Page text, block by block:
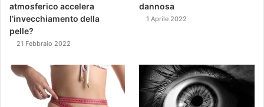
atmosferico accelera
l’invecchiamento della
pelle?
21 Febbraio 2022
dannosa
1 Aprile 2022